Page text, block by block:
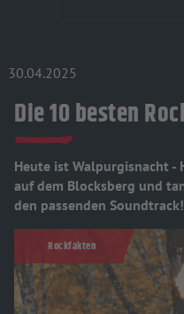
30.04.2025
Die 10 besten
Heute ist Walpurgisnacht -
auf dem Blocksberg und
den passenden Soundtrack!
Rockfakten